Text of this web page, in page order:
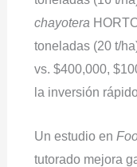
chayotera
toneladas (20 t/
vs. $400,000,
la inversión
Un estudio en
tutorado mejora